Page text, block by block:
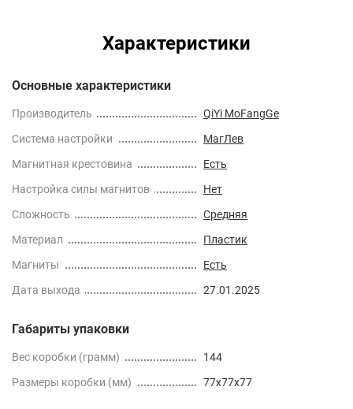
Характеристики
Основные характеристики
Производитель
QiYi MoFangGe
Cистема настройки
МагЛев
Магнитная крестовина
Есть
Настройка силы магнитов
Нет
Сложность
Средняя
Материал
Пластик
Магниты
Есть
Дата выхода
27.01.2025
Габариты упаковки
Вес коробки (грамм)
144
Размеры коробки (мм)
77x77x77